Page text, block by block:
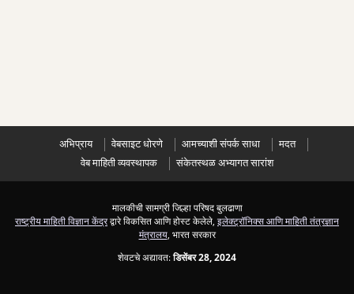
अभिप्राय वेबसाइट धोरणे आमच्याशी संपर्क साधा
मदत
वेब माहिती व्यवस्थापक
संकेतस्थळ अभ्यागत सारांश
मालकीची सामग्री जिल्हा परिषद बुलढाणा
राष्ट्रीय माहिती विज्ञान केंद्रद्वारे विकसित आणि होस्ट केलेले, इलेक्ट्रॉनिक्स आणि माहिती तंत्रज्ञान
मंत्रालय, भारत सरकार
शेवटचे अद्यावत:डिसेंबर 28, 2024